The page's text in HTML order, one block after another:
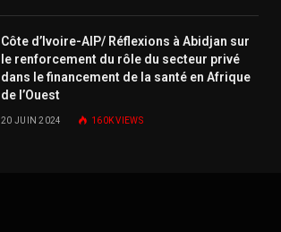
Côte d’Ivoire-AIP/ Réflexions à Abidjan sur
le renforcement du rôle du secteur privé
dans le financement de la santé en Afrique
de l’Ouest
20 JUIN 2024 160KVIEWS